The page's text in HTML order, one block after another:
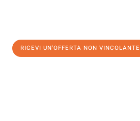
RICEVI UN'OFFERTA NON VINCOLANTE